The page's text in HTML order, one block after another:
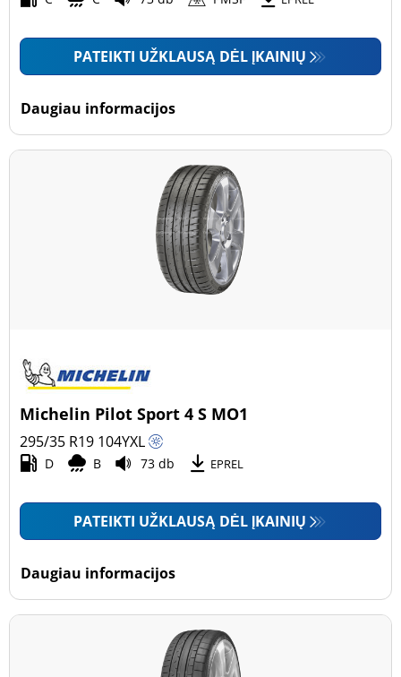
PATEIKTI UŽKLAUSĄ DĖL ĮKAINIŲ
Daugiau informacijos
Michelin Pilot Sport 4 S MO1
295/35 R19 104YXL
D B 73 db EPREL
PATEIKTI UŽKLAUSĄ DĖL ĮKAINIŲ
Daugiau informacijos